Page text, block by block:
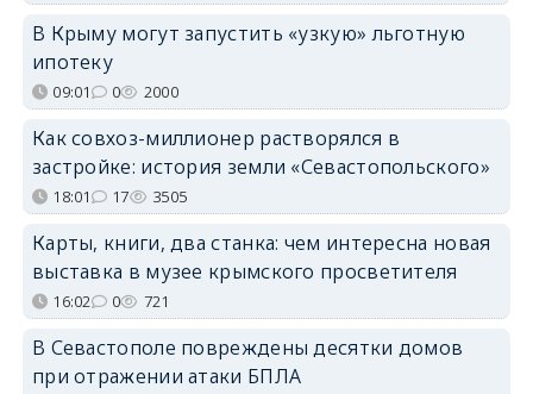
В Крыму могут запустить «узкую» льготную
ипотеку
09:01 0 2000
Как совхоз-миллионер растворялся в
застройке: история земли «Севастопольского»
18:01 17 3505
Карты, книги, два станка: чем интересна новая
выставка в музее крымского просветителя
16:02 0 721
В Севастополе повреждены десятки домов
при отражении атаки БПЛА